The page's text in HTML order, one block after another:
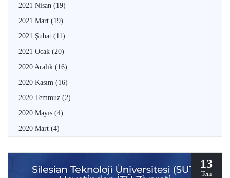
2021 Nisan (19)
2021 Mart (19)
2021 Şubat (11)
2021 Ocak (20)
2020 Aralık (16)
2020 Kasım (16)
2020 Temmuz (2)
2020 Mayıs (4)
2020 Mart (4)
13
Tem